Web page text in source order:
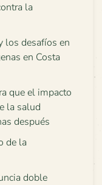
la
los desafíos en
en Costa
que el impacto
la salud
después
de la
doble